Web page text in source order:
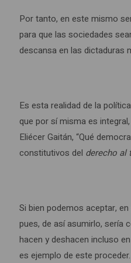
Por tanto, en este mismo
para que las sociedades
descansa en las dictaduras
Es esta realidad de la
que por sí misma es
Eliécer Gaitán, “Qué
constitutivos del derecho al
Si bien podemos aceptar,
pues, de así asumirlo, sería
hacen y deshacen incluso
es ejemplo de este proceder.